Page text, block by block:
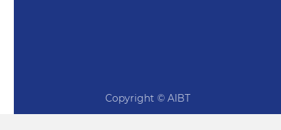
Copyright © AIBT